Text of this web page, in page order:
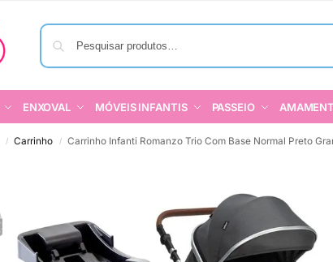
ENXOVAL MÓVEIS INFANTIS PASSEIO
/ Carrinho / Carrinho Infanti Romanzo Trio Com Base Normal Preto